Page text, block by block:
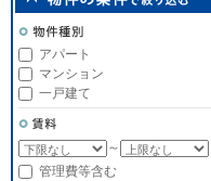
アパート
マンション
一戸建て
～
管理費等含む